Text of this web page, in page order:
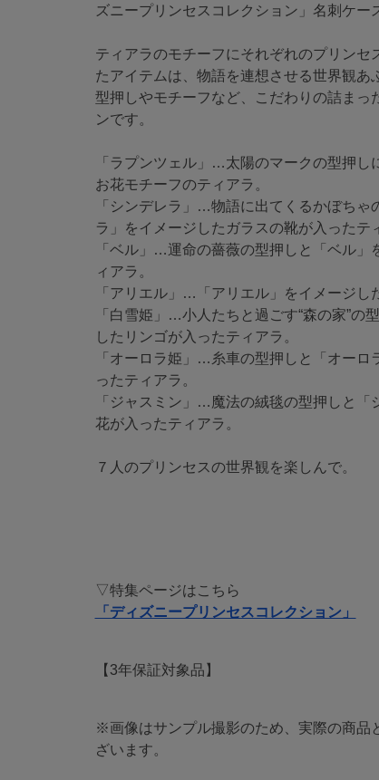
ズニープリンセスコレクション」名刺ケー
ティアラのモチーフにそれぞれのプリンセ
たアイテムは、物語を連想させる世界観あ
型押しやモチーフなど、こだわりの詰まっ
ンです。
「ラプンツェル」…太陽のマークの型押し
お花モチーフのティアラ。
「シンデレラ」…物語に出てくるかぼちゃ
ラ」をイメージしたガラスの靴が入ったテ
「ベル」…運命の薔薇の型押しと「ベル」
ィアラ。
「アリエル」…「アリエル」をイメージし
「白雪姫」…小人たちと過ごす“森の家”の
したリンゴが入ったティアラ。
「オーロラ姫」…糸車の型押しと「オーロ
ったティアラ。
「ジャスミン」…魔法の絨毯の型押しと「
花が入ったティアラ。
７人のプリンセスの世界観を楽しんで。
▽特集ページはこちら
「ディズニープリンセスコレクション」
【3年保証対象品】
※画像はサンプル撮影のため、実際の商品
ざいます。